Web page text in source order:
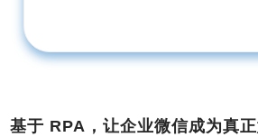
基于 RPA，让企业微信成为真